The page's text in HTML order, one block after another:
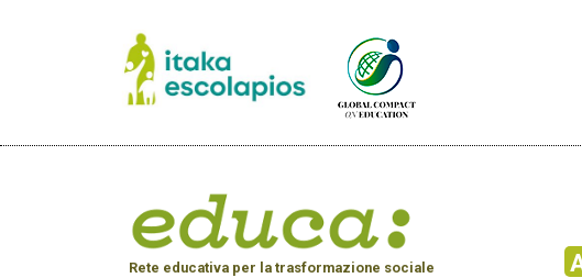
Rete educativa per la trasformazione sociale